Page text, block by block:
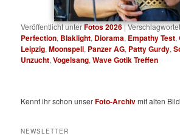
Veröffentlicht unterFotos 2026|
Perfection, Blaklight, Diorama, Empathy Test,
Leipzig,Moonspell, Panzer AG, Patty Gurdy,
Unzucht,Vogelsang,Wave Gotik Treffen
Kennt ihr schon unserFoto-Archivmit alten
NEWSLETTER